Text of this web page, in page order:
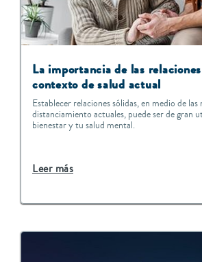
La importancia de las
contexto de salud actual
Establecer relaciones sólidas, en medio de las
distanciamiento actuales, puede ser de gran
bienestar y tu salud mental.
Leer más